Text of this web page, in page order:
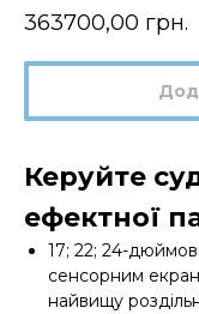
363700,00 грн.
Керуйте
ефектної
17; 22; 24-
сенсорним
найвищу